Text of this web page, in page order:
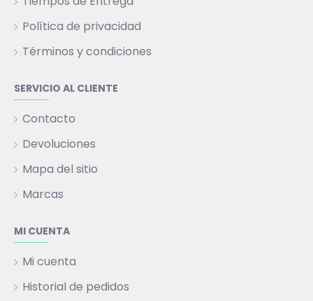
Política de privacidad
Términos y condiciones
SERVICIO AL CLIENTE
Contacto
Devoluciones
Mapa del sitio
Marcas
MI CUENTA
Mi cuenta
Historial de pedidos